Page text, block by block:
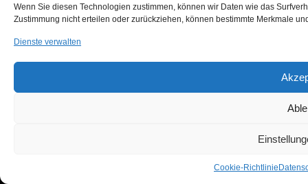
Wenn Sie diesen Technologien zustimmen, können wir Daten wie das
Zustimmung nicht erteilen oder zurückziehen, können bestimmte Merkmale
Dienste verwalten
Cookie-Richtlinie